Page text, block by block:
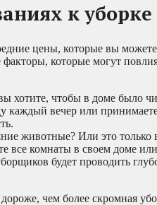
к уборке
цены, которые вы можете
которые могут
хотите, чтобы в доме было
вечер или
животные? Или это только
комнаты в своем доме
будет проводить
чем более скромная